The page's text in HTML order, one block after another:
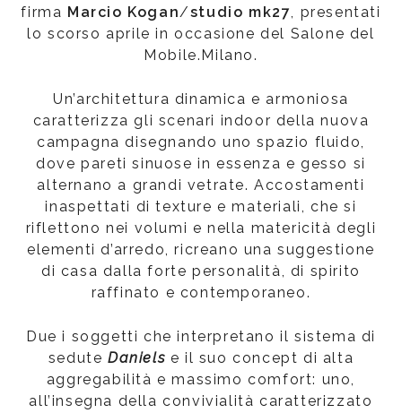
firma Marcio Kogan/studio mk27, presentati
lo scorso aprile in occasione del Salone del
Mobile.Milano.
Un’architettura dinamica e armoniosa
caratterizza gli scenari indoor della nuova
campagna disegnando uno spazio fluido,
dove pareti sinuose in essenza e gesso si
alternano a grandi vetrate. Accostamenti
inaspettati di texture e materiali, che si
riflettono nei volumi e nella matericità degli
elementi d’arredo, ricreano una suggestione
di casa dalla forte personalità, di spirito
raffinato e contemporaneo.
Due i soggetti che interpretano il sistema di
sedute Daniels e il suo concept di alta
aggregabilità e massimo comfort: uno,
all’insegna della convivialità caratterizzato